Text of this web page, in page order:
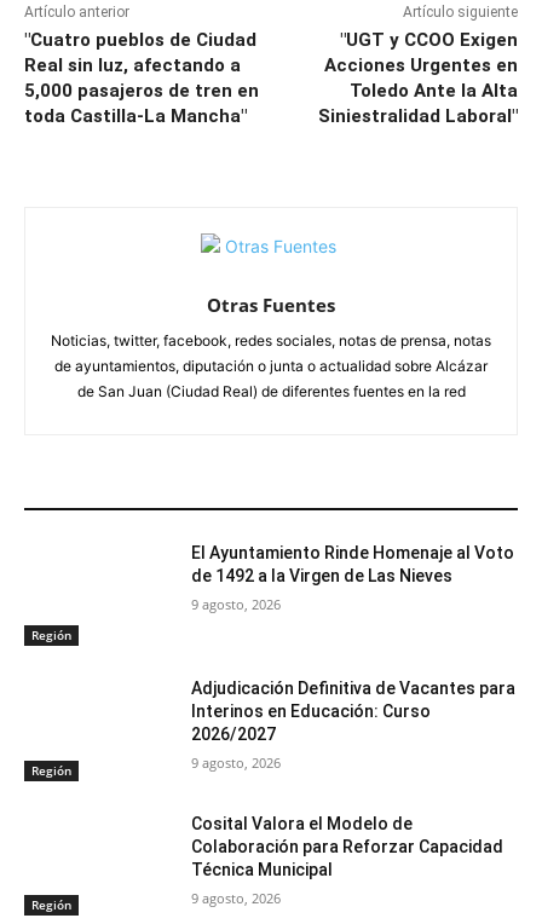
Artículo anterior
"Cuatro pueblos de Ciudad
Real sin luz, afectando a
5,000 pasajeros de tren en
toda Castilla-La Mancha"
Artículo siguiente
"UGT y CCOO Exigen
Acciones Urgentes en
Toledo Ante la Alta
Siniestralidad Laboral"
Otras Fuentes
Noticias, twitter, facebook, redes sociales, notas de prensa, notas
de ayuntamientos, diputación o junta o actualidad sobre Alcázar
de San Juan (Ciudad Real) de diferentes fuentes en la red
Región
El Ayuntamiento Rinde Homenaje al Voto
de 1492 a la Virgen de Las Nieves
9 agosto, 2026
Región
Adjudicación Definitiva de Vacantes para
Interinos en Educación: Curso
2026/2027
9 agosto, 2026
Región
Cosital Valora el Modelo de
Colaboración para Reforzar Capacidad
Técnica Municipal
9 agosto, 2026